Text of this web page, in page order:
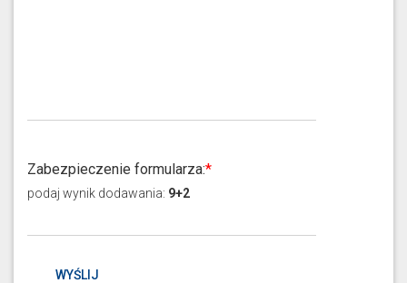
Zabezpieczenie formularza:
podaj wynik dodawania: 9+2
WYŚLIJ